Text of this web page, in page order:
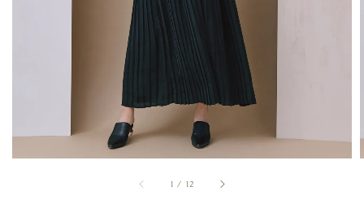
1 / 12